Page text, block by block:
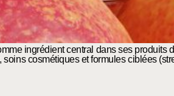
ingrédient central dans ses produits
,soins cosmétiquesetformules ciblées